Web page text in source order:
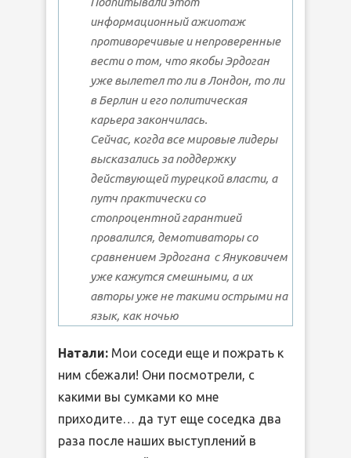
информационный ажиотаж
противоречивые и непроверенные
вести о том, что якобы Эрдоган
уже вылетел то ли в Лондон, то ли
в Берлин и его политическая
карьера закончилась.
Сейчас, когда все мировые лидеры
высказались за поддержку
действующей турецкой власти, а
путч практически со
стопроцентной гарантией
провалился, демотиваторы со
сравнением Эрдогана с Януковичем
уже кажутся смешными, а их
авторы уже не такими острыми на
язык, как ночью
Натали: Мои соседи еще и пожрать к
ним сбежали! Они посмотрели, с
какими вы сумками ко мне
приходите… да тут еще соседка два
раза после наших выступлений в